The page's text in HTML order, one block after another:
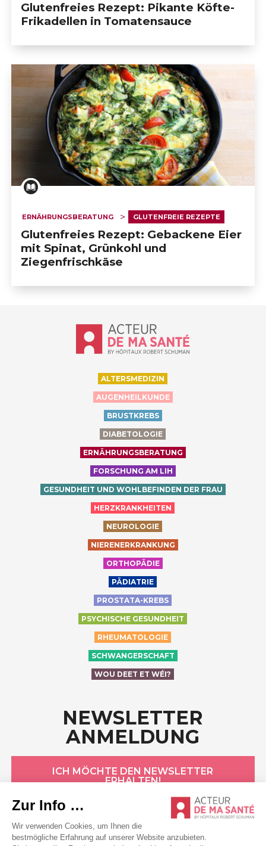
Glutenfreies Rezept: Pikante Köfte-
Frikadellen in Tomatensauce
ERNÄHRUNGSBERATUNG GLUTENFREIE REZEPTE
Glutenfreies Rezept: Gebackene Eier
mit Spinat, Grünkohl und
Ziegenfrischkäse
Accueil - Acteur de ma santé, by
ALTERSMEDIZIN
AUGENHEILKUNDE
BRUSTKREBS
DIABETOLOGIE
ERNÄHRUNGSBERATUNG
FORSCHUNG AM LIH
GESUNDHEIT UND WOHLBEFINDEN DER FRAU
HERZKRANKHEITEN
NEUROLOGIE
NIERENERKRANKUNG
ORTHOPÄDIE
PÄDIATRIE
PROSTATA-KREBS
PSYCHISCHE GESUNDHEIT
RHEUMATOLOGIE
SCHWANGERSCHAFT
WOU DEET ET WÉI?
NEWSLETTER
ANMELDUNG
ICH MÖCHTE DEN NEWSLETTER
ERHALTEN!
HÔPITAUX ROBERT SCHUMAN
Datenschutzerklärung